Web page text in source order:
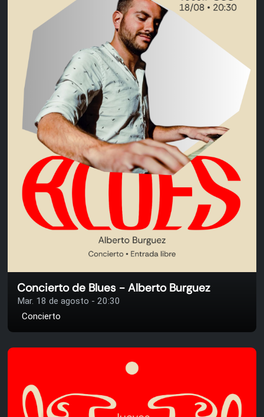
Concierto de Blues - Alberto Burguez
Mar. 18 de agosto - 20:30
Concierto